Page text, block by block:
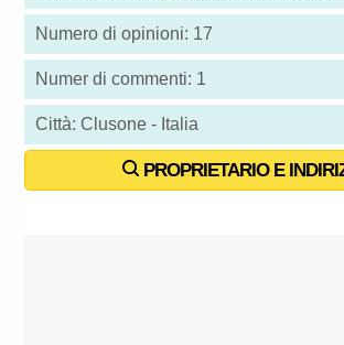
Numero di opinioni: 17
Numer di commenti: 1
Città: Clusone - Italia
PROPRIETARIO E